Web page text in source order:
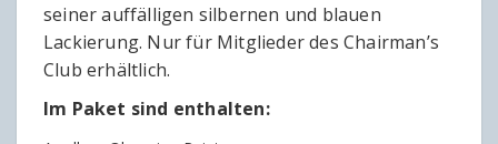
seiner auffälligen silbernen und blauen
Lackierung. Nur für Mitglieder des Chairman’s
Club erhältlich.
Im Paket sind enthalten: